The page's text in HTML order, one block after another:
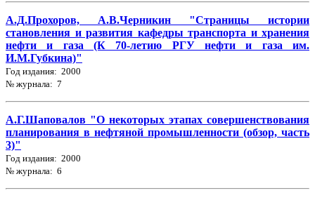
А.Д.Прохоров, А.В.Черникин "Страницы истории
становления и развития кафедры транспорта и хранения
нефти и газа (К 70-летию РГУ нефти и газа им.
И.М.Губкина)"
Год издания: 2000
№ журнала: 7
А.Г.Шаповалов "О некоторых этапах совершенствования
планирования в нефтяной промышленности (обзор, часть
3)"
Год издания: 2000
№ журнала: 6